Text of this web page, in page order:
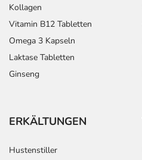
Kollagen
Vitamin B12 Tabletten
Omega 3 Kapseln
Laktase Tabletten
Ginseng
ERKÄLTUNGEN
Hustenstiller